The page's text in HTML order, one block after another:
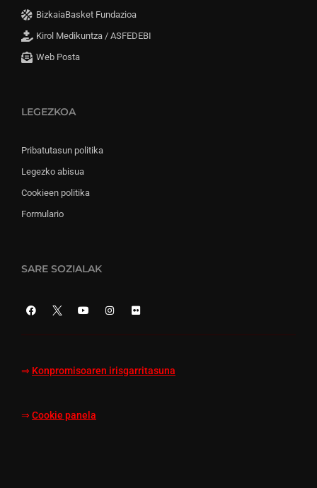
BizkaiaBasket Fundazioa
Kirol Medikuntza / ASFEDEBI
Web Posta
LEGEZKOA
Pribatutasun politika
Legezko abisua
Cookieen politika
Formulario
SARE SOZIALAK
⇒ Konpromisoaren irisgarritasuna
⇒ Cookie panela